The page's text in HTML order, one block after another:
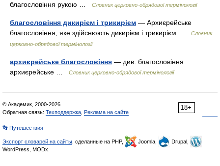
благословіння рукою …
Словник церковно-обрядової термінології
благословіння дикирієм і трикирієм — Архиєрейське
благословіння, яке здійснюють дикирієм і трикирієм …
Словник
церковно-обрядової термінології
архиєрейське благословіння — див. благословіння
архиєрейське …
Словник церковно-обрядової термінології
18+
© Академик, 2000-2026
Обратная связь: Техподдержка Реклама на сайте
👣 Путешествия
Экспорт словарей на сайты , сделанные на PHP, Joomla,
Drupal,
WordPress, MODx.